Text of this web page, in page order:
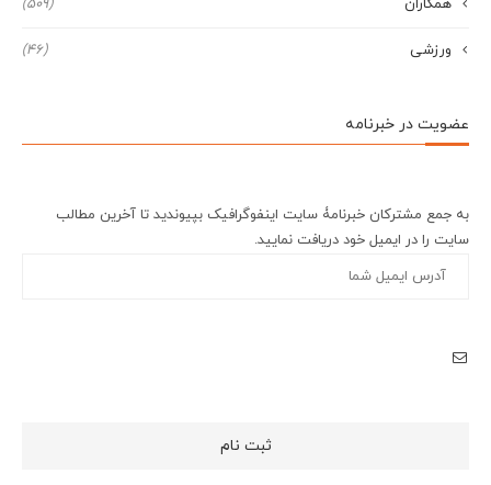
همکاران (509)
ورزشی (46)
عضویت در خبرنامه
به جمع مشترکان خبرنامۀ سایت اینفوگرافیک بپیوندید تا آخرین مطالب
سایت را در ایمیل خود دریافت نمایید.